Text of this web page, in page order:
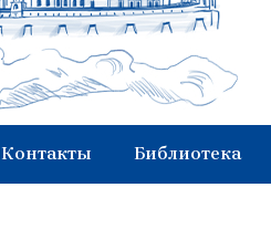
Контакты Библиотека